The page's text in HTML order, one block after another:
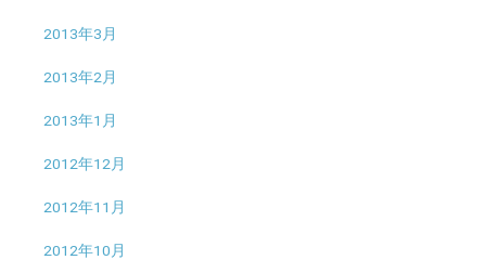
2013年3月
2013年2月
2013年1月
2012年12月
2012年11月
2012年10月